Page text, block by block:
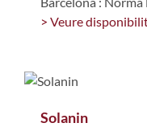
> Veure
Solanin